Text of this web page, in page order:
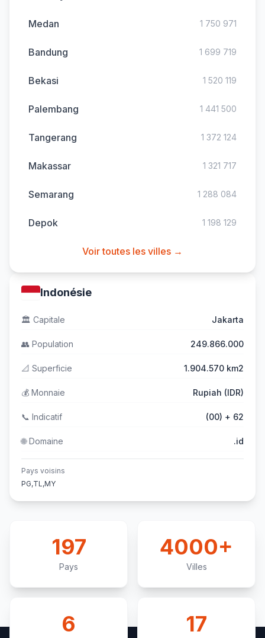
Medan 1 750 971
Bandung 1 699 719
Bekasi 1 520 119
Palembang 1 441 500
Tangerang 1 372 124
Makassar 1 321 717
Semarang 1 288 084
Depok 1 198 129
Voir toutes les villes →
Indonésie
🏛️ Capitale Jakarta
👥 Population 249.866.000
📐 Superficie 1.904.570 km2
💰 Monnaie Rupiah (IDR)
📞 Indicatif (00) + 62
🌐Domaine .id
Pays voisins
PG,TL,MY
197
Pays
4000+
Villes
6 17